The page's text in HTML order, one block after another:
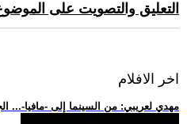
التعليق والتصويت على
اخر الافلام
.. مهدي لعريبي: من السينما إلى -مافيا-...